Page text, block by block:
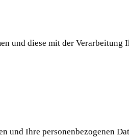
und diese mit der Verarbeitung
und Ihre personenbezogenen